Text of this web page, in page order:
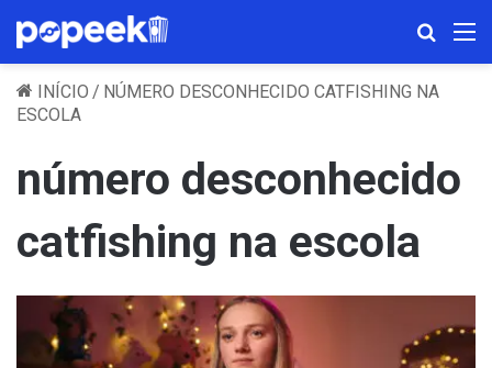
INÍCIO / NÚMERO DESCONHECIDO CATFISHING NA
ESCOLA
número desconhecido
catfishing na escola